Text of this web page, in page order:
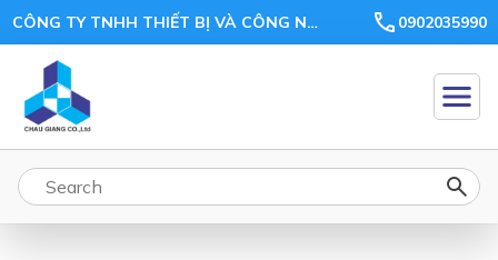
CÔNG TY TNHH THIẾT BỊ VÀ CÔNG NGHỆ CHÂU GIANG 0902035990